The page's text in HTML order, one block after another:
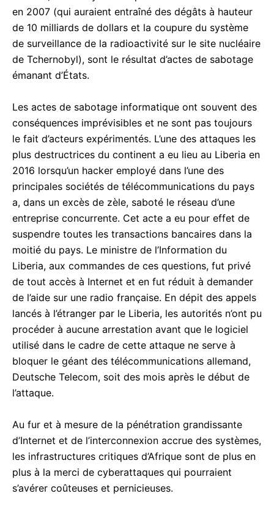
en 2007 (qui auraient entraîné des dégâts à hauteur
de 10 milliards de dollars et la coupure du système
de surveillance de la radioactivité sur le site nucléaire
de Tchernobyl), sont le résultat d’actes de sabotage
émanant d’États.
Les actes de sabotage informatique ont souvent des
conséquences imprévisibles et ne sont pas toujours
le fait d’acteurs expérimentés. L’une des attaques les
plus destructrices du continent a eu lieu au Liberia en
2016 lorsqu’un hacker employé dans l’une des
principales sociétés de télécommunications du pays
a, dans un excès de zèle, saboté le réseau d’une
entreprise concurrente. Cet acte a eu pour effet de
suspendre toutes les transactions bancaires dans la
moitié du pays. Le ministre de l’Information du
Liberia, aux commandes de ces questions, fut privé
de tout accès à Internet et en fut réduit à demander
de l’aide sur une radio française. En dépit des appels
lancés à l’étranger par le Liberia, les autorités n’ont pu
procéder à aucune arrestation avant que le logiciel
utilisé dans le cadre de cette attaque ne serve à
bloquer le géant des télécommunications allemand,
Deutsche Telecom, soit des mois après le début de
l’attaque.
Au fur et à mesure de la pénétration grandissante
d’Internet et de l’interconnexion accrue des systèmes,
les infrastructures critiques d’Afrique sont de plus en
plus à la merci de cyberattaques qui pourraient
s’avérer coûteuses et pernicieuses.